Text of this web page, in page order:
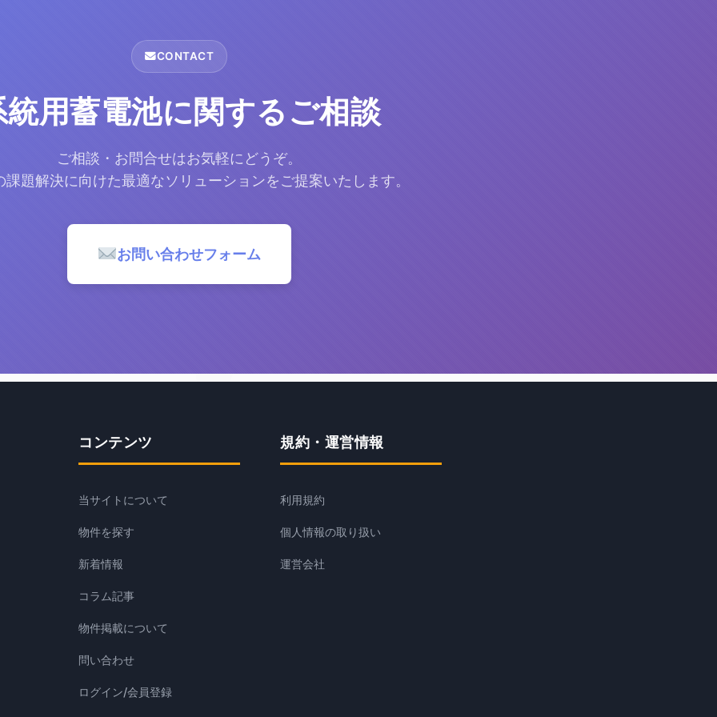
CONTACT
統用蓄電池に関するご相談
ご相談・お問合せはお気軽にどうぞ。
課題解決に向けた最適なソリューションをご提案いたします。
お問い合わせフォーム
コンテンツ
当サイトについて
物件を探す
新着情報
コラム記事
物件掲載について
問い合わせ
ログイン/会員登録
規約・運営情報
利用規約
個人情報の取り扱い
運営会社